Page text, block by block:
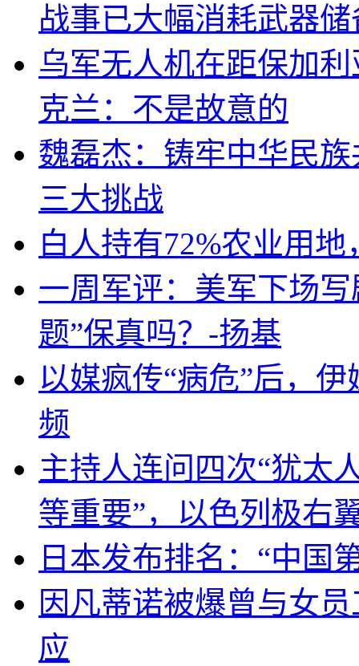
战事已大幅消耗武器储
乌军无人机在距保加
克兰：不是故意的
魏磊杰：铸牢中华民
三大挑战
白人持有72%农业用
一周军评：美军下场
题”保真吗？-扬基
以媒疯传“病危”后，
频
主持人连问四次“犹太
等重要”，以色列极右
日本发布排名：“中国
因凡蒂诺被爆曾与女
应